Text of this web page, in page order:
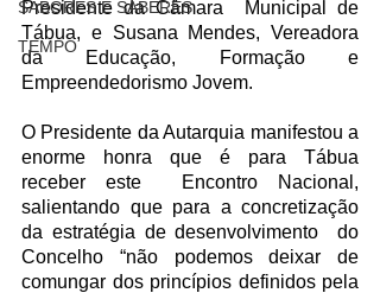
SABORES E SABERES
TEMPO
Presidente da Câmara  Municipal de
Tábua, e Susana Mendes, Vereadora
da Educação, Formação e
Empreendedorismo Jovem.
O Presidente da Autarquia manifestou a
enorme honra que é para Tábua
receber este  Encontro Nacional,
salientando que para a concretização
da estratégia de desenvolvimento  do
Concelho “não podemos deixar de
comungar dos princípios definidos pela